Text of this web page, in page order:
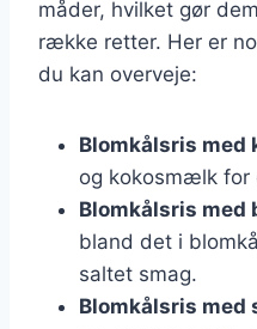
måder, hvilket gør
række retter. Her er
du kan overveje:
Blomkålsris med
og kokosmælk for
Blomkålsris med
bland det i
saltet smag.
Blomkålsris med